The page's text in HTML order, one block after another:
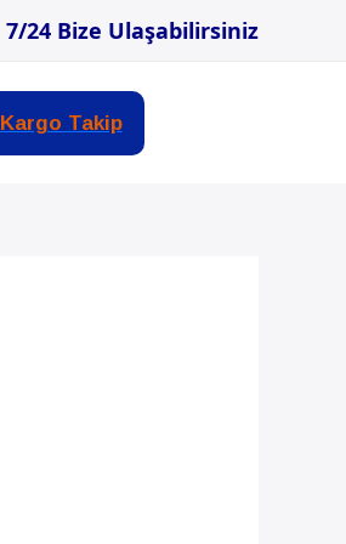
7/24 Bize Ulaşabilirsiniz
Kargo Takip